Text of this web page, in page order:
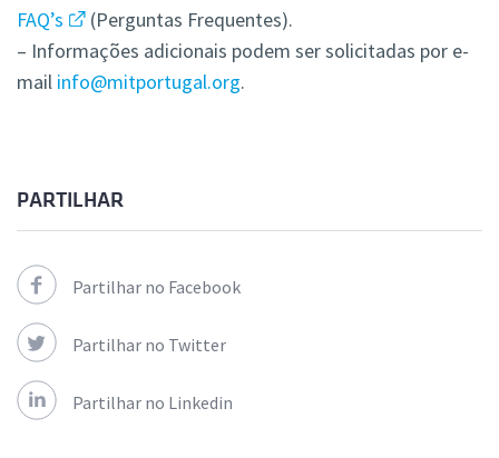
FAQ’s
(Perguntas Frequentes).
– Informações adicionais podem ser solicitadas por e-
mail info@mitportugal.org.
PARTILHAR
Partilhar no Facebook
Partilhar no Twitter
Partilhar no Linkedin